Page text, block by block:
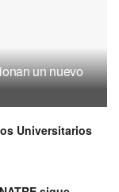
un nuevo
Universitarios